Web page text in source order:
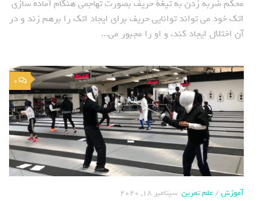
محکم ضربه زدن به تیغة حریف بصورت تهاجمی هنگام آماده سازی
اتک خود می تواند توانایی حریف برای ایجاد اتک را برهم زند و در
آن اختلال ایجاد کند، و او را مجبور می...
0
آموزش/علم تمرین سپتامبر 18, 2020